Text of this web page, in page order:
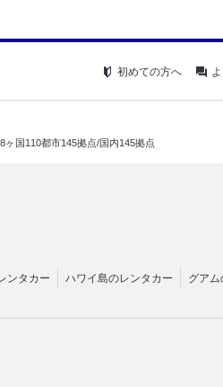
初めての方へ
ヶ国110都市145拠点/国内145拠点
ンタカー ハワイ島のレンタカー グア